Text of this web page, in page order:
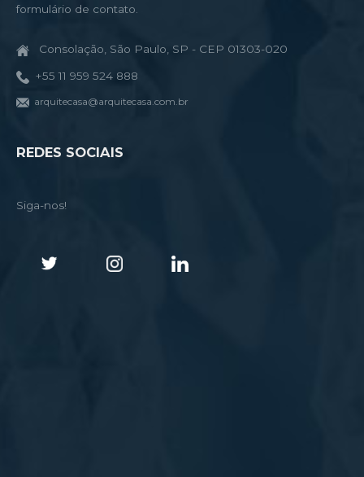
formulário de contato.
Consolação, São Paulo, SP - CEP 01303-020
+55 11 959 524 888
arquitecasa@arquitecasa.com.br
REDES SOCIAIS
Siga-nos!